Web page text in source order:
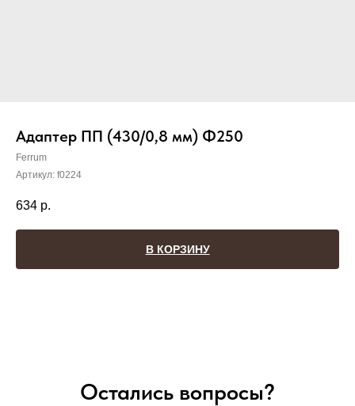
Адаптер ПП (430/0,8 мм) Ф250
Ferrum
Артикул: f0224
634 р.
В КОРЗИНУ
Остались вопросы?